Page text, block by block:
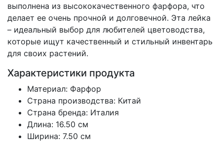
выполнена из высококачественного фарфора, что
делает ее очень прочной и долговечной. Эта лейка
– идеальный выбор для любителей цветоводства,
которые ищут качественный и стильный инвентарь
для своих растений.
Характеристики продукта
Материал: Фарфор
Страна производства: Китай
Страна бренда: Италия
Длина: 16.50 см
Ширина: 7.50 см